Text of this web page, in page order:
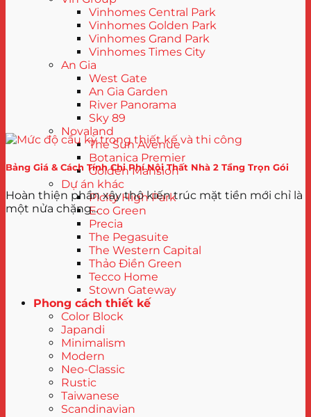
Vinhomes Central Park
Vinhomes Golden Park
Vinhomes Grand Park
Vinhomes Times City
An Gia
West Gate
An Gia Garden
River Panorama
Sky 89
Novaland
The Sun Avenue
Botanica Premier
Golden Mansion
Dự án khác
Picity High Park
Eco Green
Precia
The Pegasuite
The Western Capital
Thảo Điền Green
Tecco Home
Stown Gateway
Phong cách thiết kế
Color Block
Japandi
Minimalism
Modern
Neo-Classic
Rustic
Taiwanese
Scandinavian
Bảng Giá & Cách Tính Chi Phí Nội Thất Nhà 2 Tầng Trọn Gói
Hoàn thiện phần xây thô kiến trúc mặt tiền mới chỉ là
một nửa chặng...